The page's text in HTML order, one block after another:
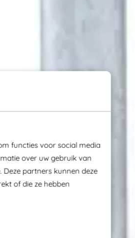
functies voor social media
over uw gebruik van
partners kunnen deze
of die ze hebben